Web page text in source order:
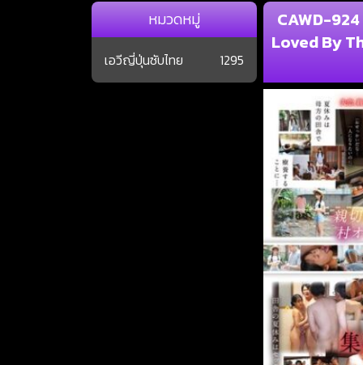
CAWD-
Loved By
หมวดหมู่
เอวีญี่ปุ่นซับไทย 1295